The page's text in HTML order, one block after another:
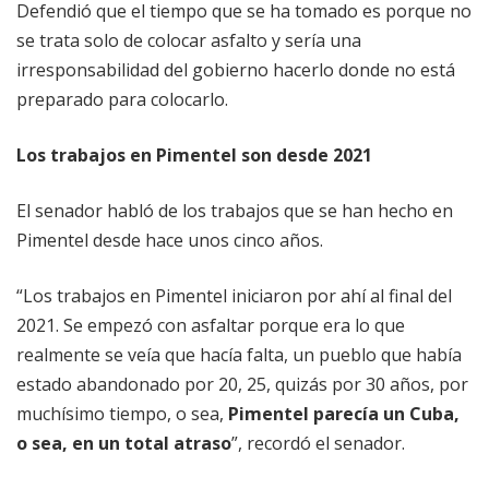
Defendió que el tiempo que se ha tomado es porque no
se trata solo de colocar asfalto y sería una
irresponsabilidad del gobierno hacerlo donde no está
preparado para colocarlo.
Los trabajos en Pimentel son desde 2021
El senador habló de los trabajos que se han hecho en
Pimentel desde hace unos cinco años.
“Los trabajos en Pimentel iniciaron por ahí al final del
2021. Se empezó con asfaltar porque era lo que
realmente se veía que hacía falta, un pueblo que había
estado abandonado por 20, 25, quizás por 30 años, por
muchísimo tiempo, o sea, Pimentel parecía un Cuba,
o sea, en un total atraso”, recordó el senador.